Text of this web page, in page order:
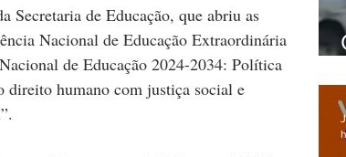
de Educação, que abriu as
Nacional de Educação Extraordinária
de Educação 2024-2034: Política
direito humano com justiça social e